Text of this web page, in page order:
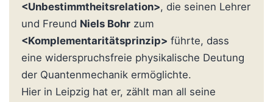
<Unbestimmtheitsrelation>, die seinen Lehrer
und Freund Niels Bohr zum
<Komplementaritätsprinzip> führte, dass
eine widerspruchsfreie physikalische Deutung
der Quantenmechanik ermöglichte.
Hier in Leipzig hat er, zählt man all seine